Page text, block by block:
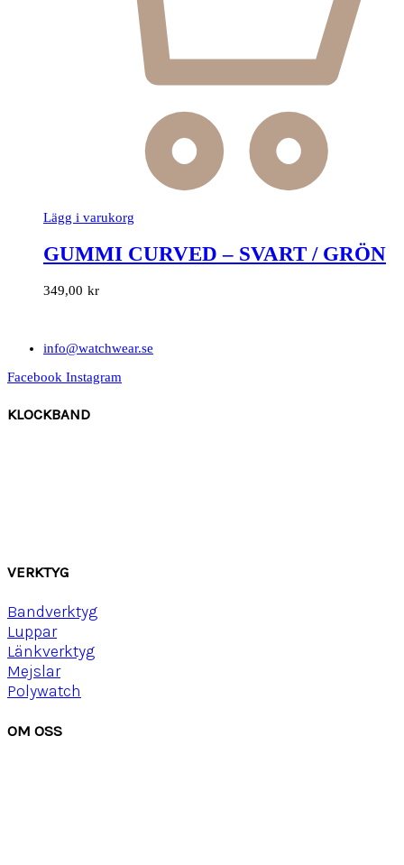
produktsidan
Lägg i varukorg
GUMMI CURVED – SVART / GRÖN
349,00 kr
info@watchwear.se
Facebook Instagram
KLOCKBAND
VERKTYG
Bandverktyg
Luppar
Länkverktyg
Mejslar
Polywatch
OM OSS